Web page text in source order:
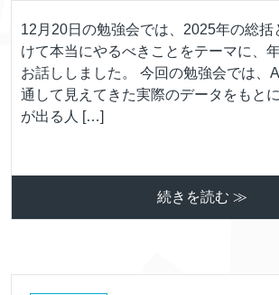
12月20日の勉強会では、2025年の総括
けて本当にやるべきことをテーマに、
お話ししました。 今回の勉強会では、
通して見えてきた実際のデータをもと
が出る人 […]
続きを読む ≫